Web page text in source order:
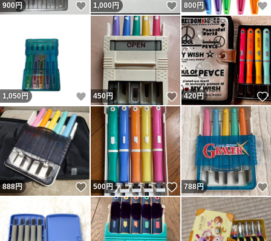
900円 いいね！
1,000円 いいね！
800 円
1,050 円 いいね！
450円 いいね！
420円
888円 いいね！
500 円 いいね！
788円